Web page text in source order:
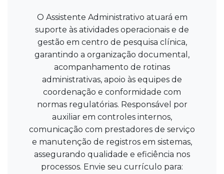
O Assistente Administrativo atuará em
suporte às atividades operacionais e de
gestão em centro de pesquisa clínica,
garantindo a organização documental,
acompanhamento de rotinas
administrativas, apoio às equipes de
coordenação e conformidade com
normas regulatórias. Responsável por
auxiliar em controles internos,
comunicação com prestadores de serviço
e manutenção de registros em sistemas,
assegurando qualidade e eficiência nos
processos. Envie seu currículo para: